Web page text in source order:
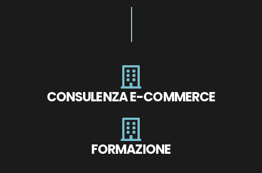
CONSULENZA E-COMMERCE
FORMAZIONE